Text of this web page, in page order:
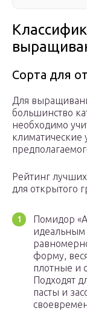
Сорта для
Для
большинство
необходимо
климатические
Рейтинг
для открытого
Помидор
идеальным
форму,
плотные и
Подходят
пасты и